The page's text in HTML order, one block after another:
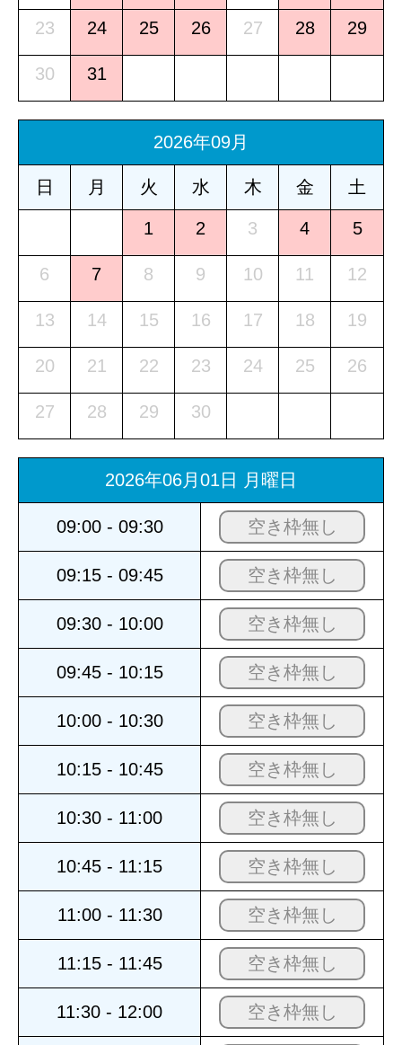
23 24 25 26 27 28 29
30 31
2026年09月
日 月 火 水 木 金 土
1 2 3 4 5
6 7 8 9 10 11 12
13 14 15 16 17 18 19
20 21 22 23 24 25 26
27 28 29 30
2026年06月01日 月曜日
09:00 - 09:30 空き枠無し
09:15 - 09:45 空き枠無し
09:30 - 10:00 空き枠無し
09:45 - 10:15 空き枠無し
10:00 - 10:30 空き枠無し
10:15 - 10:45 空き枠無し
10:30 - 11:00 空き枠無し
10:45 - 11:15 空き枠無し
11:00 - 11:30 空き枠無し
11:15 - 11:45 空き枠無し
11:30 - 12:00 空き枠無し